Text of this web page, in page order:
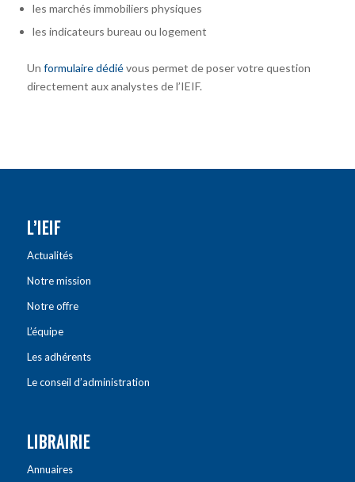
les marchés immobiliers physiques
les indicateurs bureau ou logement
Un formulaire dédiévous permet de poser votre question
directement aux analystes de l’IEIF.
L’IEIF
Actualités
Notre mission
Notre offre
L’équipe
Les adhérents
Le conseil d’administration
LIBRAIRIE
Annuaires